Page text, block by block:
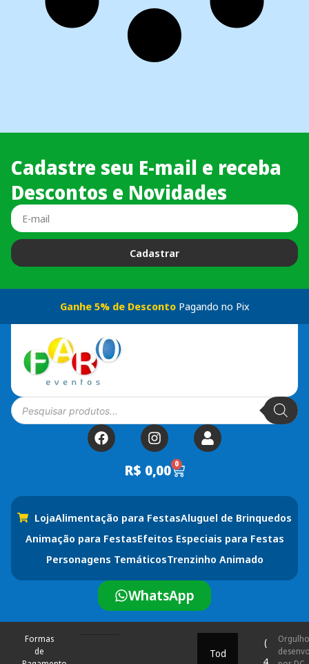
Cadastre seu E-mail e receba
Descontos e Novidades
Cadastrar
Ganhe 5% de DescontoPagando no Pix
R$ 0,00 0
LojaAlimentação para FestasAluguel de Brinquedos
Animação para FestasEfeitos Especiais para Festas
Personagens TemáticosTrenzinho Animado
WhatsApp
Formas
de
Tod
(